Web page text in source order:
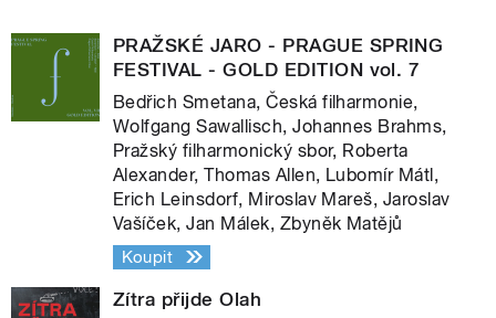
PRAŽSKÉ JARO - PRAGUE SPRING
FESTIVAL - GOLD EDITION vol. 7
Bedřich Smetana, Česká filharmonie,
Wolfgang Sawallisch, Johannes Brahms,
Pražský filharmonický sbor, Roberta
Alexander, Thomas Allen, Lubomír Mátl,
Erich Leinsdorf, Miroslav Mareš, Jaroslav
Vašíček, Jan Málek, Zbyněk Matějů
Koupit
Zítra přijde Olah